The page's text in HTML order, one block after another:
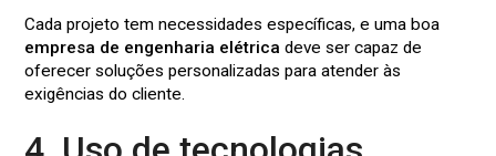
Cada projeto tem necessidades específicas, e uma boa
empresa de engenharia elétrica deve ser capaz de
oferecer soluções personalizadas para atender às
exigências do cliente.